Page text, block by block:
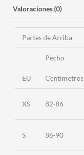
Valoraciones (0)
Partes de Arriba
Pecho
EU Centímetros
XS 82-86
S 86-90